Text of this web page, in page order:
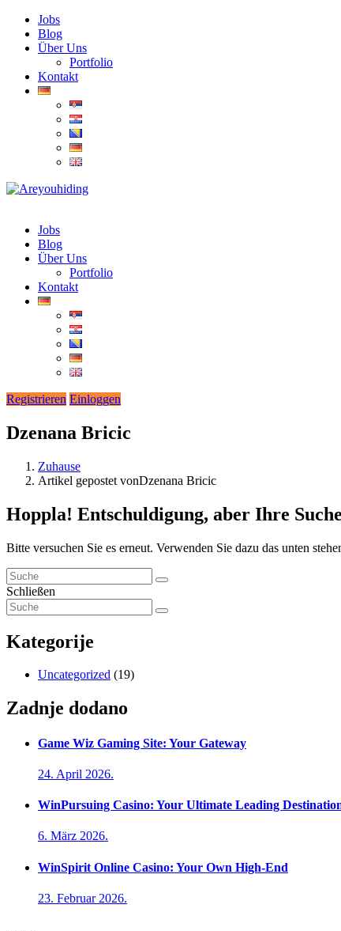
Jobs
Blog
Über Uns
Portfolio
Kontakt
Jobs
Blog
Über Uns
Portfolio
Kontakt
Registrieren Einloggen
Dzenana Bricic
Zuhause
Artikel gepostet vonDzenana Bricic
Hoppla! Entschuldigung, aber Ihre
Bitte versuchen Sie es erneut. Verwenden Sie dazu das unten
Schließen
Kategorije
Uncategorized (19)
Zadnje dodano
Game Wiz Gaming Site: Your Gateway
24. April 2026.
WinPursuing Casino: Your Ultimate Leading
6. März 2026.
WinSpirit Online Casino: Your Own High-End
23. Februar 2026.